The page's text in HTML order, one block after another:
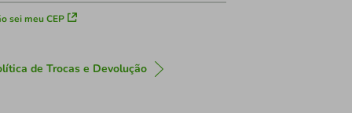
sei meu CEP
de Trocas e Devolução